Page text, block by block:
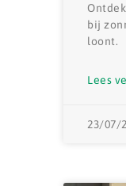
bij
loont.
Lees
23/07/